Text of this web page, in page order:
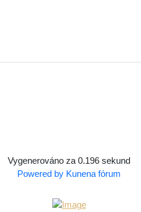
Vygenerováno za 0.196 sekund
Powered by Kunena fórum